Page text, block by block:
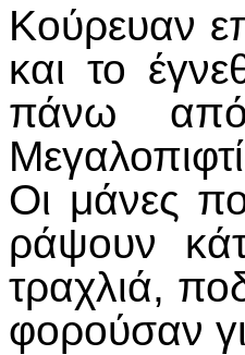
Κούρευαν
και το
πάνω
Οι μάνες
ράψουν
τραχλιά,
φορούσαν